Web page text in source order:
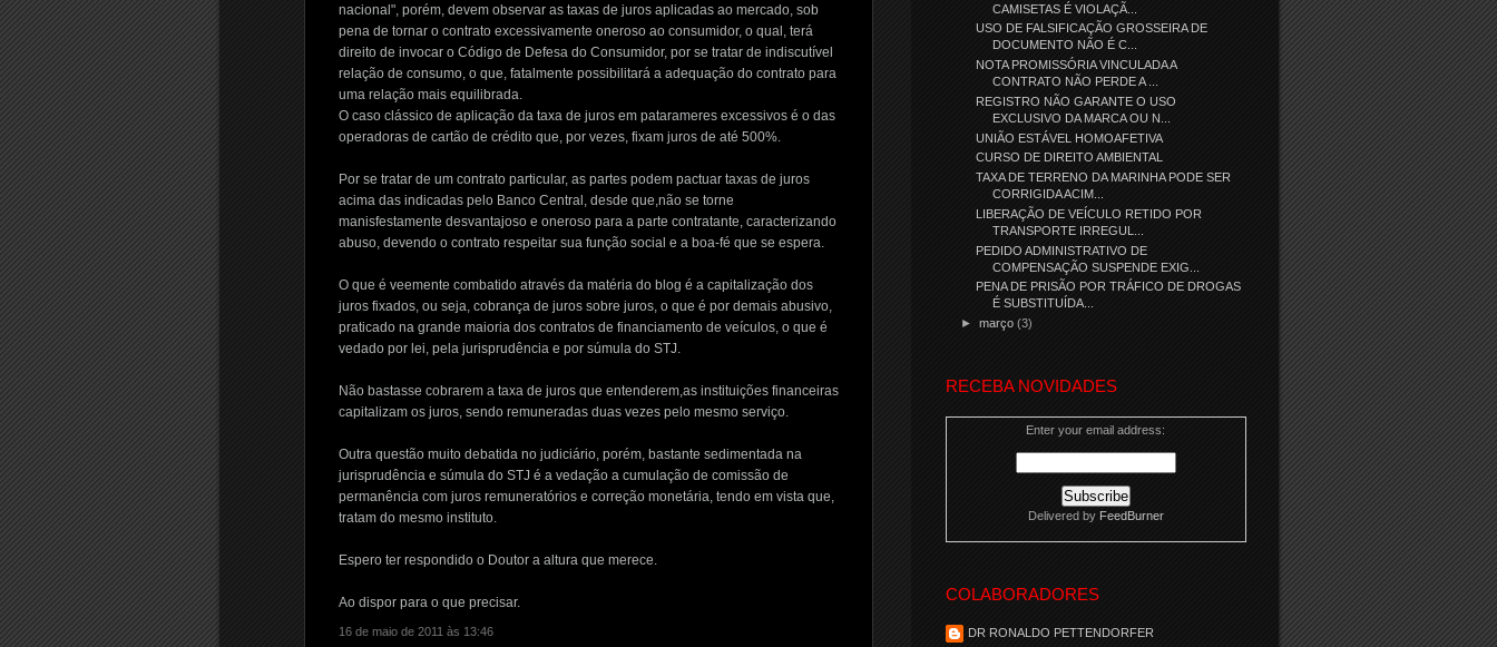
nacional", porém, devem observar as taxas de juros aplicadas ao mercado, sob
pena de tornar o contrato excessivamente oneroso ao consumidor, o qual, terá
direito de invocar o Código de Defesa do Consumidor, por se tratar de indiscutível
relação de consumo, o que, fatalmente possibilitará a adequação do contrato para
uma relação mais equilibrada.
O caso clássico de aplicação da taxa de juros em patarameres excessivos é o das
operadoras de cartão de crédito que, por vezes, fixam juros de até 500%.
Por se tratar de um contrato particular, as partes podem pactuar taxas de juros
acima das indicadas pelo Banco Central, desde que,não se torne
manisfestamente desvantajoso e oneroso para a parte contratante, caracterizando
abuso, devendo o contrato respeitar sua função social e a boa-fé que se espera.
O que é veemente combatido através da matéria do blog é a capitalização dos
juros fixados, ou seja, cobrança de juros sobre juros, o que é por demais abusivo,
praticado na grande maioria dos contratos de financiamento de veículos, o que é
vedado por lei, pela jurisprudência e por súmula do STJ.
Não bastasse cobrarem a taxa de juros que entenderem,as instituições financeiras
capitalizam os juros, sendo remuneradas duas vezes pelo mesmo serviço.
Outra questão muito debatida no judiciário, porém, bastante sedimentada na
jurisprudência e súmula do STJ é a vedação a cumulação de comissão de
permanência com juros remuneratórios e correção monetária, tendo em vista que,
tratam do mesmo instituto.
Espero ter respondido o Doutor a altura que merece.
Ao dispor para o que precisar.
16 de maio de 2011 às 13:46
CAMISETAS É VIOLAÇÃ...
USO DE FALSIFICAÇÃO GROSSEIRA DE
DOCUMENTO NÃO É C...
NOTA PROMISSÓRIA VINCULADA A
CONTRATO NÃO PERDE A ...
REGISTRO NÃO GARANTE O USO
EXCLUSIVO DA MARCA OU N...
UNIÃO ESTÁVEL HOMOAFETIVA
CURSO DE DIREITO AMBIENTAL
TAXA DE TERRENO DA MARINHA PODE SER
CORRIGIDA ACIM...
LIBERAÇÃO DE VEÍCULO RETIDO POR
TRANSPORTE IRREGUL...
PEDIDO ADMINISTRATIVO DE
COMPENSAÇÃO SUSPENDE EXIG...
PENA DE PRISÃO POR TRÁFICO DE DROGAS
É SUBSTITUÍDA...
► março (3)
RECEBA NOVIDADES
Enter your email address:
Delivered by FeedBurner
COLABORADORES
DR RONALDO PETTENDORFER